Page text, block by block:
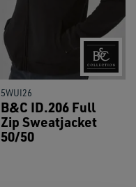
5WUI26
B&C ID.206 Full
Zip Sweatjacket
50/50